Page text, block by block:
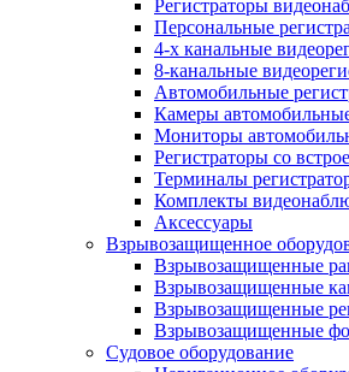
Регистраторы
Персональные
4-х канальные
8-канальные
Автомобильные
Камеры
Мониторы
Регистраторы со
Терминалы
Комплекты
Аксессуары
Взрывозащищенное
Взрывозащищенные
Взрывозащищенные
Взрывозащищенные
Взрывозащищенные
Судовое оборудование